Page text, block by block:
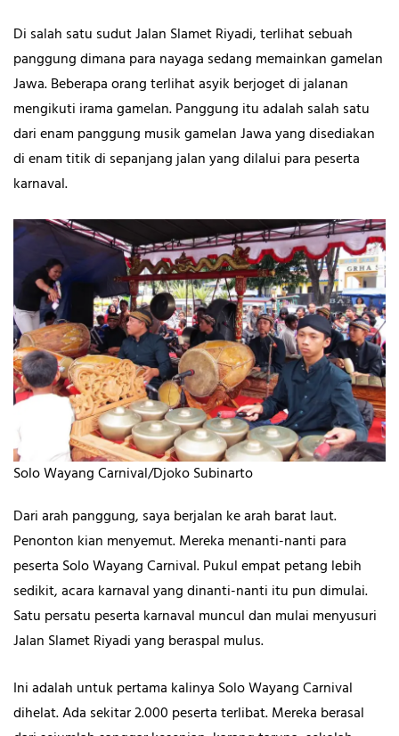
Di salah satu sudut Jalan Slamet Riyadi, terlihat sebuah
panggung dimana para nayaga sedang memainkan gamelan
Jawa. Beberapa orang terlihat asyik berjoget di jalanan
mengikuti irama gamelan. Panggung itu adalah salah satu
dari enam panggung musik gamelan Jawa yang disediakan
di enam titik di sepanjang jalan yang dilalui para peserta
karnaval.
Solo Wayang Carnival/Djoko Subinarto
Dari arah panggung, saya berjalan ke arah barat laut.
Penonton kian menyemut. Mereka menanti-nanti para
peserta Solo Wayang Carnival. Pukul empat petang lebih
sedikit, acara karnaval yang dinanti-nanti itu pun dimulai.
Satu persatu peserta karnaval muncul dan mulai menyusuri
Jalan Slamet Riyadi yang beraspal mulus.
Ini adalah untuk pertama kalinya Solo Wayang Carnival
dihelat. Ada sekitar 2.000 peserta terlibat. Mereka berasal